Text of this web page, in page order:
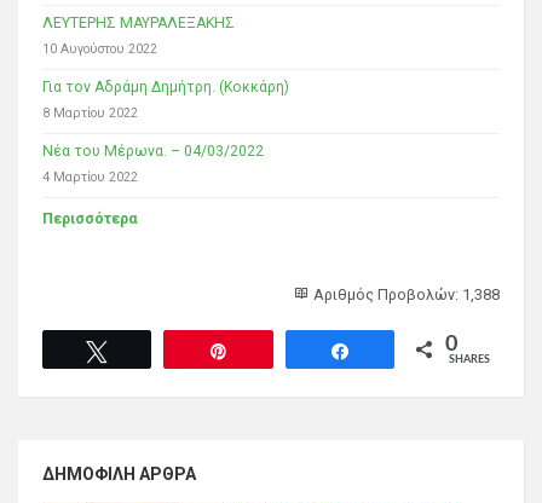
ΛΕΥΤΕΡΗΣ ΜΑΥΡΑΛΕΞΑΚΗΣ
10 Αυγούστου 2022
Για τον Αδράμη Δημήτρη. (Κοκκάρη)
8 Μαρτίου 2022
Νέα του Μέρωνα. – 04/03/2022
4 Μαρτίου 2022
Περισσότερα
Αριθμός Προβολών: 1,388
0
SHARES
ΔΗΜΟΦΙΛΉ ΆΡΘΡΑ